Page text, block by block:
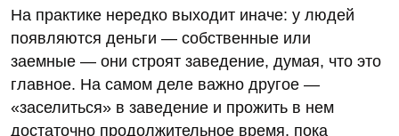
На практике нередко выходит иначе: у людей
появляются деньги — собственные или
заемные — они строят заведение, думая, что это
главное. На самом деле важно другое —
«заселиться» в заведение и прожить в нем
достаточно продолжительное время, пока